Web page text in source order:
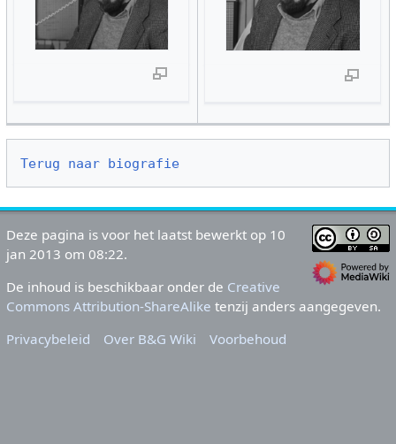
Terug naar biografie
Deze pagina is voor het laatst bewerkt op 10
jan 2013 om 08:22.
De inhoud is beschikbaar onder de Creative
Commons Attribution-ShareAlike tenzij anders aangegeven.
Privacybeleid
Over B&G Wiki Voorbehoud